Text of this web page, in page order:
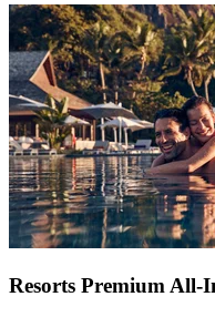
Resorts Premium All-